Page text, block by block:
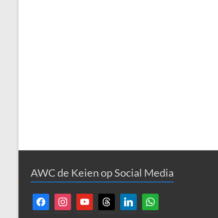
AWC de Keien op Social Media
facebookinstagramyoutube threads linkedin whatsapp